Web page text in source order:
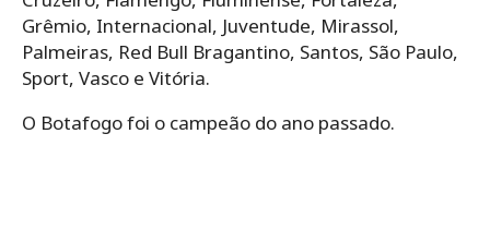
Grêmio, Internacional, Juventude, Mirassol,
Palmeiras, Red Bull Bragantino, Santos, São Paulo,
Sport, Vasco e Vitória.
O Botafogo foi o campeão do ano passado.